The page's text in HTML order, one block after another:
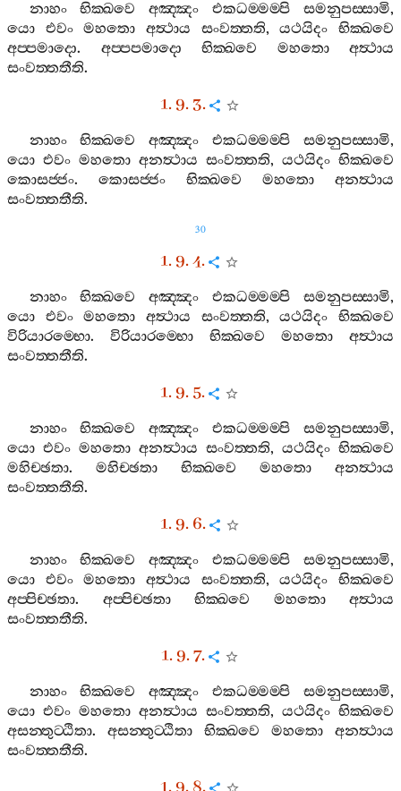
නාහං භික‍්ඛවෙ අඤ‍්ඤං එකධම‍්මම‍්පි සමනුපස‍්සාමි,
යො
එවං මහතො අත්‍ථාය සංවත‍්තති,යථයිදං
භික‍්ඛවෙ
අප‍්පමාදො. අප‍්පපමාදො භික‍්ඛවෙ මහතො
අත්‍ථාය
සංවත‍්තතීති.
1. 9. 3.
නාහං භික‍්ඛවෙ අඤ‍්ඤං එකධම‍්මම‍්පි සමනුපස‍්සාමි,
යො එවං මහතො අනත්‍ථාය සංවත‍්තති, යථයිදං භික‍්ඛවෙ
කොසජ‍්ජං. කොසජ‍්ජං භික‍්ඛවෙ මහතො
අනත්‍ථාය
සංවත‍්තතීති.
30
1. 9. 4.
නාහං භික‍්ඛවෙ අඤ‍්ඤං එකධම‍්මම‍්පි සමනුපස‍්සාමි,
යො
එවං මහතො අත්‍ථාය සංවත‍්තති,යථයිදං
භික‍්ඛවෙ
විරියාරම‍්භො. විරියාරම‍්භො භික‍්ඛවෙ මහතො
අත්‍ථාය
සංවත‍්තතීති.
1. 9. 5.
නාහං භික‍්ඛවෙ අඤ‍්ඤං එකධම‍්මම‍්පි සමනුපස‍්සාමි,
යො එවං මහතො අනත්‍ථාය සංවත‍්තති, යථයිදං භික‍්ඛවෙ
මහිච‍්ඡතා. මහිච‍්ඡතා භික‍්ඛවෙ මහතො
අනත්‍ථාය
සංවත‍්තතීති.
1. 9. 6.
නාහං භික‍්ඛවෙ අඤ‍්ඤං එකධම‍්මම‍්පි සමනුපස‍්සාමි,
යො
එවං මහතො අත්‍ථාය සංවත‍්තති,යථයිදං
භික‍්ඛවෙ
අප‍්පිච‍්ඡතා. අප‍්පිච‍්ඡතා භික‍්ඛවෙ මහතො
අත්‍ථාය
සංවත‍්තතීති.
1. 9. 7.
නාහං භික‍්ඛවෙ අඤ‍්ඤං එකධම‍්මම‍්පි සමනුපස‍්සාමි,
යො එවං මහතො අනත්‍ථාය සංවත‍්තති, යථයිදං භික‍්ඛවෙ
අසන‍්තුට‍්ඨිතා. අසන‍්තුට‍්ඨිතා භික‍්ඛවෙ මහතො
අනත්‍ථාය
සංවත‍්තතීති.